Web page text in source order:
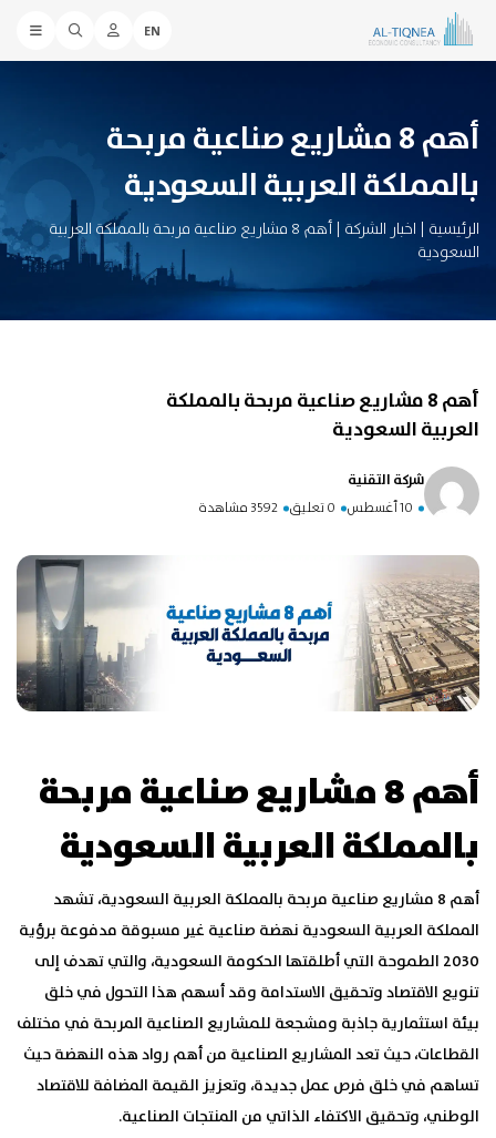
EN
أهم 8 مشاريع صناعية مربحة
بالمملكة العربية السعودية
الرئيسية | اخبار الشركة |
أهم 8 مشاريع صناعية مربحة بالمملكة العربية
السعودية
أهم 8 مشاريع صناعية مربحة بالمملكة
العربية السعودية
شركة التقنية
10 أغسطس 0 تعليق 3592 مشاهدة
أهم 8 مشاريع صناعية مربحة
بالمملكة العربية السعودية
أهم 8 مشاريع صناعية مربحة بالمملكة العربية السعودية، تشهد
المملكة العربية السعودية نهضة صناعية غير مسبوقة مدفوعة برؤية
2030 الطموحة التي أطلقتها الحكومة السعودية، والتي تهدف إلى
تنويع الاقتصاد وتحقيق الاستدامة وقد أسهم هذا التحول في خلق
بيئة استثمارية جاذبة ومشجعة للمشاريع الصناعية المربحة في مختلف
القطاعات، حيث تعد المشاريع الصناعية من أهم رواد هذه النهضة حيث
تساهم في خلق فرص عمل جديدة، وتعزيز القيمة المضافة للاقتصاد
الوطني، وتحقيق الاكتفاء الذاتي من المنتجات الصناعية.